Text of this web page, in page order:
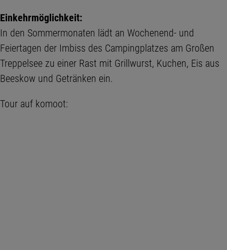
Einkehrmöglichkeit:
In den Sommermonaten lädt an Wochenend- und
Feiertagen der Imbiss des Campingplatzes am Großen
Treppelsee zu einer Rast mit Grillwurst, Kuchen, Eis aus
Beeskow und Getränken ein.
Tour auf komoot: